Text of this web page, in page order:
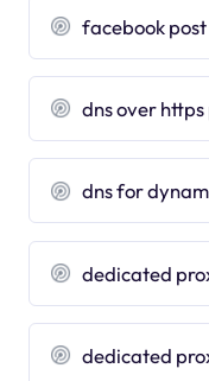
facebook
dns over
dns for
dedicated
dedicated